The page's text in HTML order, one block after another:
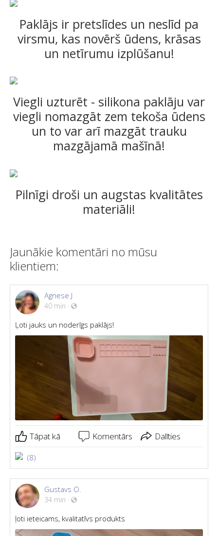
Paklājs ir pretslīdes un neslīd pa
virsmu, kas novērš ūdens, krāsas
un netīrumu izplūšanu!
Viegli uzturēt - silikona paklāju var
viegli nomazgāt zem tekoša ūdens
un to var arī mazgāt trauku
mazgājamā mašīnā!
Pilnīgi droši un augstas kvalitātes
materiāli!
Jaunākie komentāri no mūsu
klientiem:
Agnese J
40 min ·
Ļoti jauks un noderīgs paklājs!
Tāpat kā Komentārs Dalīties
(8)
Gustavs O.
34 min ·
ļoti ieteicams, kvalitatīvs produkts